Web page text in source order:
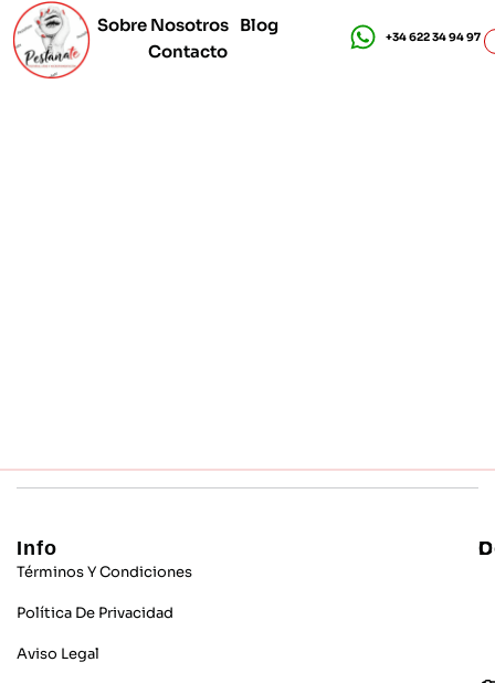
Sobre Nosotros Blog
Contacto
+34 622 34 94 97
Info
Términos Y Condiciones
Política De Privacidad
Aviso Legal